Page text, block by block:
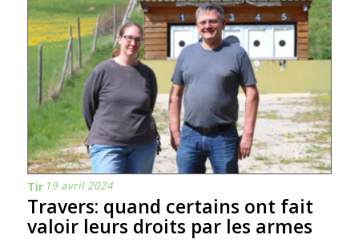
Tir 19 avril 2024
Travers: quand certains ont fait
valoir leurs droits par les armes